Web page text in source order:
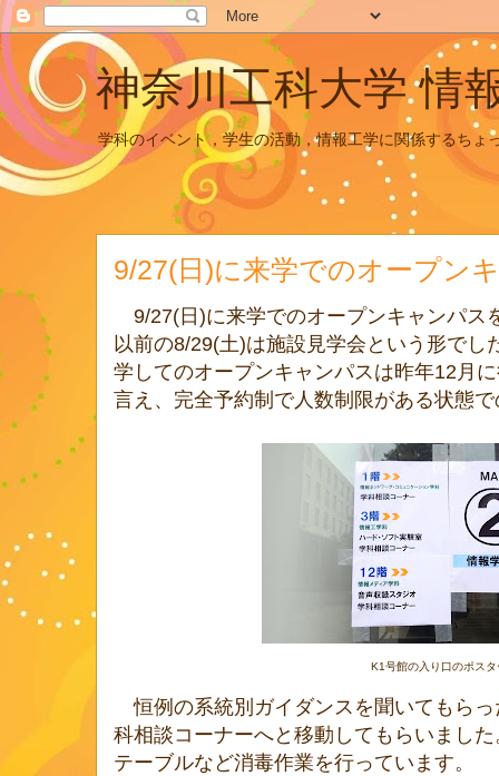
神奈川工科大学 情
学科のイベント，学生の活動，情報工学に関係するちょ
9/27(日)に来学でのオープン
9/27(日)に来学でのオープンキャンパス
以前の8/29(土)は施設見学会という形でし
学してのオープンキャンパスは昨年12月
言え、完全予約制で人数制限がある状態
K1号館の入り口のポスタ
恒例の系統別ガイダンスを聞いてもら
科相談コーナーへと移動してもらいまし
テーブルなど消毒作業を行っています。